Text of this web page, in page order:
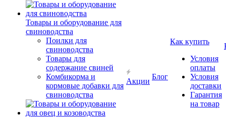
Товары и оборудование для
свиноводства
Поилки для
свиноводства
Товары для
содержание свиней
Комбикорма и
кормовые добавки для
свиноводства
Акции
Блог
Как купить
Условия
оплаты
Условия
доставки
Гарантия
на товар